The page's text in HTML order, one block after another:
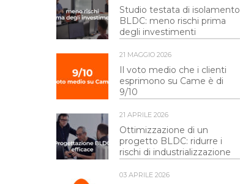
Studio testata di isolamento
BLDC: meno rischi prima
degli investimenti
21 MAGGIO 2026
Il voto medio che i clienti
esprimono su Came è di
9/10
21 APRILE 2026
Ottimizzazione di un
progetto BLDC: ridurre i
rischi di industrializzazione
03 APRILE 2026